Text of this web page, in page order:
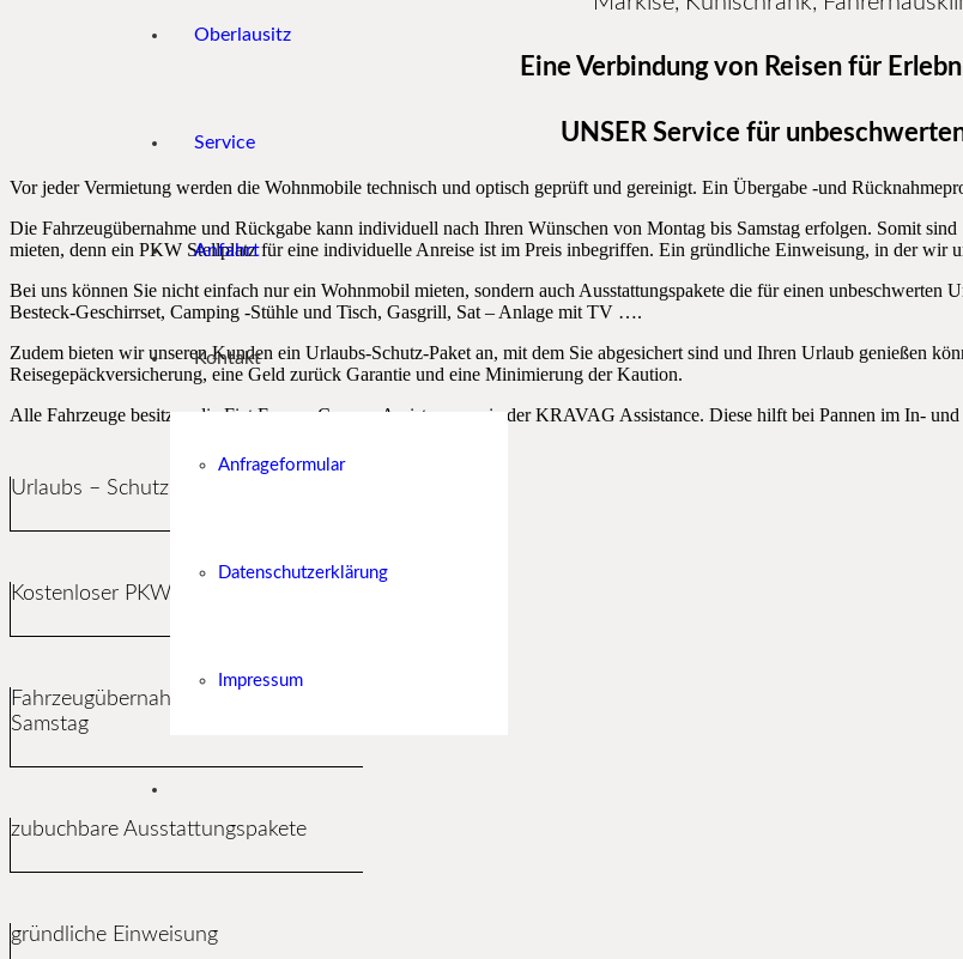
Oberlausitz
Service
Anfahrt
Kontakt
Anfrageformular
Datenschutzerklärung
Impressum
Eine Verbindung von Reisen für
UNSER Service für
Vor jeder Vermietung werden die Wohnmobile technisch und optisch geprüft und gereinigt. Ein Übergabe -und
Die Fahrzeugübernahme und Rückgabe kann individuell nach Ihren Wünschen von Montag bis Samstag erfolgen. Somit
mieten, denn ein PKW Stellplatz für eine individuelle Anreise ist im Preis inbegriffen. Ein gründliche Einweisung, in der wir
Bei uns können Sie nicht einfach nur ein Wohnmobil mieten, sondern auch Ausstattungspakete die für einen unbeschwerten
Besteck-Geschirrset, Camping -Stühle und Tisch, Gasgrill, Sat – Anlage mit TV ….
Zudem bieten wir unseren Kunden ein Urlaubs-Schutz-Paket an, mit dem Sie abgesichert sind und Ihren Urlaub genießen
Reisegepäckversicherung, eine Geld zurück Garantie und eine Minimierung der Kaution.
Alle Fahrzeuge besitzen die Fiat Europa Camper Assistanc sowie der KRAVAG Assistance. Diese hilft bei Pannen im In-
Urlaubs – Schutz – Paket der MMV
Kostenloser PKW Stellplatz
Fahrzeugübernahme von Montag bis
Samstag
zubuchbare Ausstattungspakete
gründliche Einweisung